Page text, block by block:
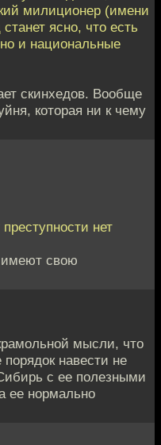
милиционер (имени
ясно, что есть
и национальные
скинхедов. Вообще
которая ни к чему
нет
имеют свою
мысли, что
навести не
с ее полезными
ее нормально